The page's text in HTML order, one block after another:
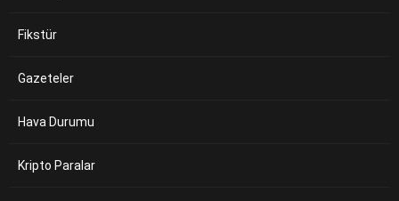
Fikstür
Gazeteler
Hava Durumu
Kripto Paralar